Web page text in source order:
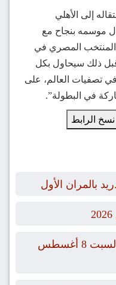
إلى الأهلي
موسمه بنجاح مع
المنتخب المصري في
وقبل ذلك سيحاول بكل
تصفيات العالم، على
في البطولة”.
نسخ الرابط
بالمران الأول
تعرف علي أهم مباريات اليوم السبت 8 أغسطس